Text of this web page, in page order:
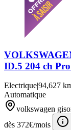
ID.5 204 ch
Electrique|94,627
Automatique
volkswagen
dès 372€/mois